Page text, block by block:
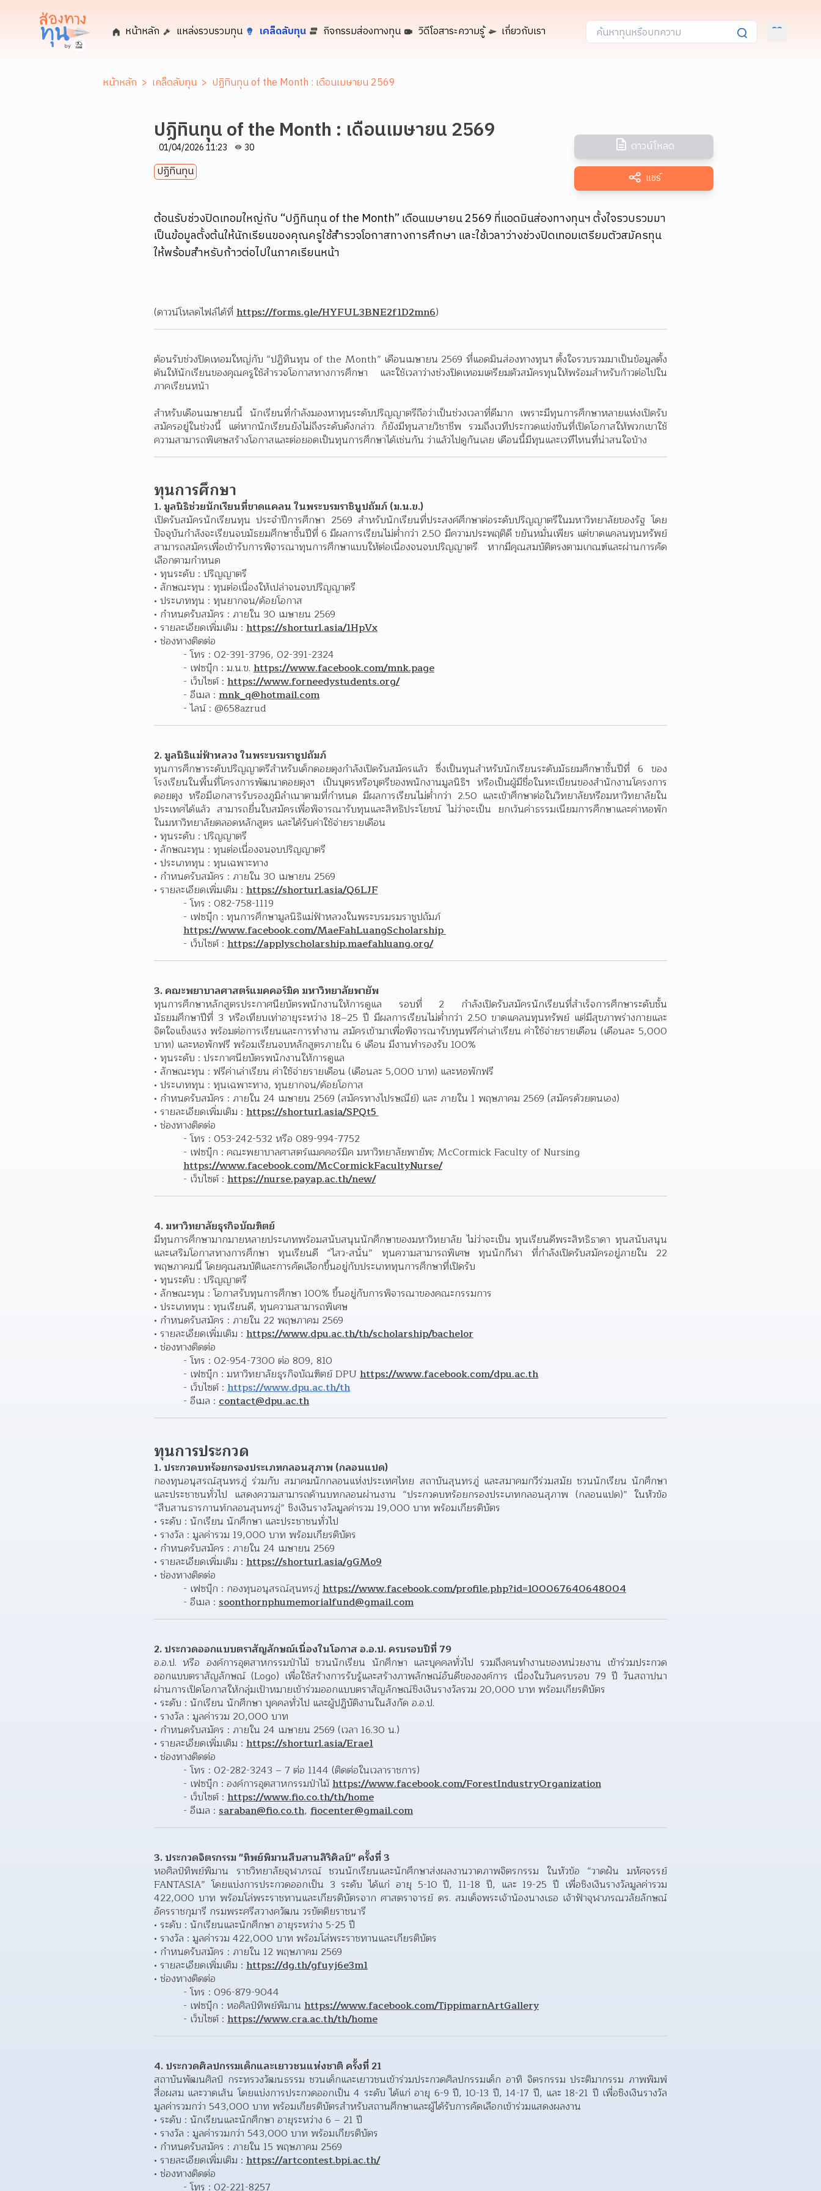
หน้าหลัก แหล่งรวบรวมทุน เคล็ดลับทุน กิจกรรมส่องทางทุน วิดีโอสาระความรู้ เกี่ยวกับเรา
หน้าหลัก > เคล็ดลับทุน > ปฏิทินทุน of the Month : เดือนเมษายน 2569
ปฏิทินทุน of the Month : เดือนเมษายน 2569
01/04/2026 11:23 30
ปฏิทินทุน
ดาวน์โหลด
แชร์
ต้อนรับช่วงปิดเทอมใหญ่กับ “ปฏิทินทุน of the Month” เดือนเมษายน 2569 ที่แอดมินส่องทางทุนฯ ตั้งใจรวบรวมมา
เป็นข้อมูลตั้งต้นให้นักเรียนของคุณครูใช้สำรวจโอกาสทางการศึกษา และใช้เวลาว่างช่วงปิดเทอมเตรียมตัวสมัครทุน
ให้พร้อมสำหรับก้าวต่อไปในภาคเรียนหน้า
(ดาวน์โหลดไฟล์ได้ที่ https://forms.gle/HYFUL3BNE2f1D2mn6)
ต้อนรับช่วงปิดเทอมใหญ่กับ “ปฏิทินทุน of the Month” เดือนเมษายน 2569 ที่แอดมินส่องทางทุนฯ ตั้งใจรวบรวมมาเป็นข้อมูลตั้ง
ต้นให้นักเรียนของคุณครูใช้สำรวจโอกาสทางการศึกษา และใช้เวลาว่างช่วงปิดเทอมเตรียมตัวสมัครทุนให้พร้อมสำหรับก้าวต่อไปใน
ภาคเรียนหน้า
สำหรับเดือนเมษายนนี้ นักเรียนที่กำลังมองหาทุนระดับปริญญาตรีถือว่าเป็นช่วงเวลาที่ดีมาก เพราะมีทุนการศึกษาหลายแห่งเปิดรับ
สมัครอยู่ในช่วงนี้ แต่หากนักเรียนยังไม่ถึงระดับดังกล่าว ก็ยังมีทุนสายวิชาชีพ รวมถึงเวทีประกวดแข่งขันที่เปิดโอกาสให้พวกเขาใช้
ความสามารถพิเศษสร้างโอกาสและต่อยอดเป็นทุนการศึกษาได้เช่นกัน ว่าแล้วไปดูกันเลย เดือนนี้มีทุนและเวทีไหนที่น่าสนใจบ้าง
ทุนการศึกษา
1. มูลนิธิช่วยนักเรียนที่ขาดแคลน ในพระบรมราชินูปถัมภ์ (ม.น.ข.)
เปิดรับสมัครนักเรียนทุน ประจำปีการศึกษา 2569 สำหรับนักเรียนที่ประสงค์ศึกษาต่อระดับปริญญาตรีในมหาวิทยาลัยของรัฐ โดย
ปัจจุบันกำลังจะเรียนจบมัธยมศึกษาชั้นปีที่ 6 มีผลการเรียนไม่ต่ำกว่า 2.50 มีความประพฤติดี ขยันหมั่นเพียร แต่ขาดแคลนทุนทรัพย์
สามารถสมัครเพื่อเข้ารับการพิจารณาทุนการศึกษาแบบให้ต่อเนื่องจนจบปริญญาตรี หากมีคุณสมบัติตรงตามเกณฑ์และผ่านการคัด
เลือกตามกำหนด
ทุนระดับ : ปริญญาตรี
ลักษณะทุน : ทุนต่อเนื่องให้เปล่าจนจบปริญญาตรี
ประเภททุน : ทุนยากจน/ด้อยโอกาส
กำหนดรับสมัคร : ภายใน 30 เมษายน 2569
รายละเอียดเพิ่มเติม : https://shorturl.asia/1HpVx
ช่องทางติดต่อ
- โทร : 02-391-3796, 02-391-2324
- เฟซบุ๊ก : ม.น.ข. https://www.facebook.com/mnk.page
- เว็บไซต์ : https://www.forneedystudents.org/
- อีเมล : mnk_q@hotmail.com
- ไลน์ : @658azrud
2. มูลนิธิแม่ฟ้าหลวง ในพระบรมราชูปถัมภ์
ทุนการศึกษาระดับปริญญาตรีสำหรับเด็กดอยตุงกำลังเปิดรับสมัครแล้ว ซึ่งเป็นทุนสำหรับนักเรียนระดับมัธยมศึกษาชั้นปีที่ 6 ของ
โรงเรียนในพื้นที่โครงการพัฒนาดอยตุงฯ เป็นบุตรหรือบุตรีของพนักงานมูลนิธิฯ หรือเป็นผู้มีชื่อในทะเบียนของสำนักงานโครงการ
ดอยตุง หรือมีเอกสารรับรองภูมิลำเนาตามที่กำหนด มีผลการเรียนไม่ต่ำกว่า 2.50 และเข้าศึกษาต่อในวิทยาลัยหรือมหาวิทยาลัยใน
ประเทศได้แล้ว สามารถยื่นใบสมัครเพื่อพิจารณารับทุนและสิทธิประโยชน์ ไม่ว่าจะเป็น ยกเว้นค่าธรรมเนียมการศึกษาและค่าหอพัก
ในมหาวิทยาลัยตลอดหลักสูตร และได้รับค่าใช้จ่ายรายเดือน
ทุนระดับ : ปริญญาตรี
ลักษณะทุน : ทุนต่อเนื่องจนจบปริญญาตรี
ประเภททุน : ทุนเฉพาะทาง
กำหนดรับสมัคร : ภายใน 30 เมษายน 2569
รายละเอียดเพิ่มเติม : https://shorturl.asia/Q6LJF
- โทร : 082-758-1119
- เฟซบุ๊ก : ทุนการศึกษามูลนิธิแม่ฟ้าหลวงในพระบรมรมราชูปถัมภ์
https://www.facebook.com/MaeFahLuangScholarship
- เว็บไซต์ : https://applyscholarship.maefahluang.org/
3. คณะพยาบาลศาสตร์แมคคอร์มิค มหาวิทยาลัยพายัพ
ทุนการศึกษาหลักสูตรประกาศนียบัตรพนักงานให้การดูแล รอบที่ 2 กำลังเปิดรับสมัครนักเรียนที่สำเร็จการศึกษาระดับชั้น
มัธยมศึกษาปีที่ 3 หรือเทียบเท่าอายุระหว่าง 18–25 ปี มีผลการเรียนไม่ต่ำกว่า 2.50 ขาดแคลนทุนทรัพย์ แต่มีสุขภาพร่างกายและ
จิตใจแข็งแรง พร้อมต่อการเรียนและการทำงาน สมัครเข้ามาเพื่อพิจารณารับทุนฟรีค่าเล่าเรียน ค่าใช้จ่ายรายเดือน (เดือนละ 5,000
บาท) และหอพักฟรี พร้อมเรียนจบหลักสูตรภายใน 6 เดือน มีงานทำรองรับ 100%
ทุนระดับ : ประกาศนียบัตรพนักงานให้การดูแล
ลักษณะทุน : ฟรีค่าเล่าเรียน ค่าใช้จ่ายรายเดือน (เดือนละ 5,000 บาท) และหอพักฟรี
ประเภททุน : ทุนเฉพาะทาง, ทุนยากจน/ด้อยโอกาส
กำหนดรับสมัคร : ภายใน 24 เมษายน 2569 (สมัครทางไปรษณีย์) และ ภายใน 1 พฤษภาคม 2569 (สมัครด้วยตนเอง)
รายละเอียดเพิ่มเติม : https://shorturl.asia/SPQt5
ช่องทางติดต่อ
- โทร : 053-242-532 หรือ 089-994-7752
https://www.facebook.com/McCormickFacultyNurse/
- เว็บไซต์ : https://nurse.payap.ac.th/new/
4. มหาวิทยาลัยธุรกิจบัณฑิตย์
มีทุนการศึกษามากมายหลายประเภทพร้อมสนับสนุนนักศึกษาของมหาวิทยาลัย ไม่ว่าจะเป็น ทุนเรียนดีพระสิทธิธาดา ทุนสนับสนุน
และเสริมโอกาสทางการศึกษา ทุนเรียนดี “ไสว-สนั่น” ทุนความสามารถพิเศษ ทุนนักกีฬา ที่กำลังเปิดรับสมัครอยู่ภายใน 22
พฤษภาคมนี้ โดยคุณสมบัติและการคัดเลือกขึ้นอยู่กับประเภททุนการศึกษาที่เปิดรับ
ทุนระดับ : ปริญญาตรี
ลักษณะทุน : โอกาสรับทุนการศึกษา 100% ขึ้นอยู่กับการพิจารณาของคณะกรรมการ
ประเภททุน : ทุนเรียนดี, ทุนความสามารถพิเศษ
กำหนดรับสมัคร : ภายใน 22 พฤษภาคม 2569
รายละเอียดเพิ่มเติม : https://www.dpu.ac.th/th/scholarship/bachelor
ช่องทางติดต่อ
- โทร : 02-954-7300 ต่อ 809, 810
- เฟซบุ๊ก : มหาวิทยาลัยธุรกิจบัณฑิตย์ DPU https://www.facebook.com/dpu.ac.th
- เว็บไซต์ : https://www.dpu.ac.th/th
- อีเมล : contact@dpu.ac.th
ทุนการประกวด
1. ประกวดบทร้อยกรองประเภทกลอนสุภาพ (กลอนแปด)
กองทุนอนุสรณ์สุนทรภู่ ร่วมกับ สมาคมนักกลอนแห่งประเทศไทย สถาบันสุนทรภู่ และสมาคมกวีร่วมสมัย ชวนนักเรียน นักศึกษา
และประชาชนทั่วไป แสดงความสามารถด้านบทกลอนผ่านงาน “ประกวดบทร้อยกรองประเภทกลอนสุภาพ (กลอนแปด)” ในหัวข้อ
“สืบสานธารกานท์กลอนสุนทรภู่” ชิงเงินรางวัลมูลค่ารวม 19,000 บาท พร้อมเกียรติบัตร
ระดับ : นักเรียน นักศึกษา และประชาชนทั่วไป
รางวัล : มูลค่ารวม 19,000 บาท พร้อมเกียรติบัตร
กำหนดรับสมัคร : ภายใน 24 เมษายน 2569
รายละเอียดเพิ่มเติม : https://shorturl.asia/gGMo9
ช่องทางติดต่อ
- เฟซบุ๊ก : กองทุนอนุสรณ์สุนทรภู่ https://www.facebook.com/profile.php?id=100067640648004
- อีเมล : soonthornphumemorialfund@gmail.com
2. ประกวดออกแบบตราสัญลักษณ์เนื่องในโอกาส อ.อ.ป. ครบรอบปีที่ 79
อ.อ.ป. หรือ องค์การอุตสาหกรรมป่าไม้ ชวนนักเรียน นักศึกษา และบุคคลทั่วไป รวมถึงคนทำงานของหน่วยงาน เข้าร่วมประกวด
ออกแบบตราสัญลักษณ์ (Logo) เพื่อใช้สร้างการรับรู้และสร้างภาพลักษณ์อันดีขององค์การ เนื่องในวันครบรอบ 79 ปี วันสถาปนา
ผ่านการเปิดโอกาสให้กลุ่มเป้าหมายเข้าร่วมออกแบบตราสัญลักษณ์ชิงเงินรางวัลรวม 20,000 บาท พร้อมเกียรติบัตร
ระดับ : นักเรียน นักศึกษา บุคคลทั่วไป และผู้ปฏิบัติงานในสังกัด อ.อ.ป.
รางวัล : มูลค่ารวม 20,000 บาท
กำหนดรับสมัคร : ภายใน 24 เมษายน 2569 (เวลา 16.30 น.)
รายละเอียดเพิ่มเติม : https://shorturl.asia/Erae1
ช่องทางติดต่อ
- โทร : 02-282-3243 – 7 ต่อ 1144 (ติดต่อในเวลาราชการ)
- เฟซบุ๊ก : องค์การอุตสาหกรรมป่าไม้ https://www.facebook.com/ForestIndustryOrganization
- เว็บไซต์ : https://www.fio.co.th/th/home
- อีเมล : saraban@fio.co.th, fiocenter@gmail.com
3. ประกวดจิตรกรรม "ทิพย์พิมานสืบสานสิริศิลป์" ครั้งที่ 3
หอศิลป์ทิพย์พิมาน ราชวิทยาลัยจุฬาภรณ์ ชวนนักเรียนและนักศึกษาส่งผลงานวาดภาพจิตรกรรม ในหัวข้อ “วาดฝัน มหัศจรรย์
FANTASIA” โดยแบ่งการประกวดออกเป็น 3 ระดับ ได้แก่ อายุ 5-10 ปี, 11-18 ปี, และ 19-25 ปี เพื่อชิงเงินรางวัลมูลค่ารวม
422,000 บาท พร้อมโล่พระราชทานและเกียรติบัตรจาก ศาสตราจารย์ ดร. สมเด็จพระเจ้าน้องนางเธอ เจ้าฟ้าจุฬาภรณวลัยลักษณ์
อัครราชกุมารี กรมพระศรีสวางควัฒน วรขัตติยราชนารี
ระดับ : นักเรียนและนักศึกษา อายุระหว่าง 5-25 ปี
รางวัล : มูลค่ารวม 422,000 บาท พร้อมโล่พระราชทานและเกียรติบัตร
กำหนดรับสมัคร : ภายใน 12 พฤษภาคม 2569
รายละเอียดเพิ่มเติม : https://dg.th/gfuyj6e3m1
ช่องทางติดต่อ
- โทร : 096-879-9044
- เฟซบุ๊ก : หอศิลป์ทิพย์พิมาน https://www.facebook.com/TippimarnArtGallery
- เว็บไซต์ : https://www.cra.ac.th/th/home
4. ประกวดศิลปกรรมเด็กและเยาวชนแห่งชาติ ครั้งที่ 21
สถาบันพัฒนศิลป์ กระทรวงวัฒนธรรม ชวนเด็กและเยาวชนเข้าร่วมประกวดศิลปกรรมเด็ก อาทิ จิตรกรรม ประติมากรรม ภาพพิมพ์
สื่อผสม และวาดเส้น โดยแบ่งการประกวดออกเป็น 4 ระดับ ได้แก่ อายุ 6-9 ปี, 10-13 ปี, 14-17 ปี, และ 18-21 ปี เพื่อชิงเงินรางวัล
มูลค่ารวมกว่า 543,000 บาท พร้อมเกียรติบัตรสำหรับสถานศึกษาและผู้ได้รับการคัดเลือกเข้าร่วมแสดงผลงาน
ระดับ : นักเรียนและนักศึกษา อายุระหว่าง 6 – 21 ปี
รางวัล : มูลค่ารวมกว่า 543,000 บาท พร้อมเกียรติบัตร
กำหนดรับสมัคร : ภายใน 15 พฤษภาคม 2569
รายละเอียดเพิ่มเติม : https://artcontest.bpi.ac.th/
ช่องทางติดต่อ
- โทร : 02-221-8257